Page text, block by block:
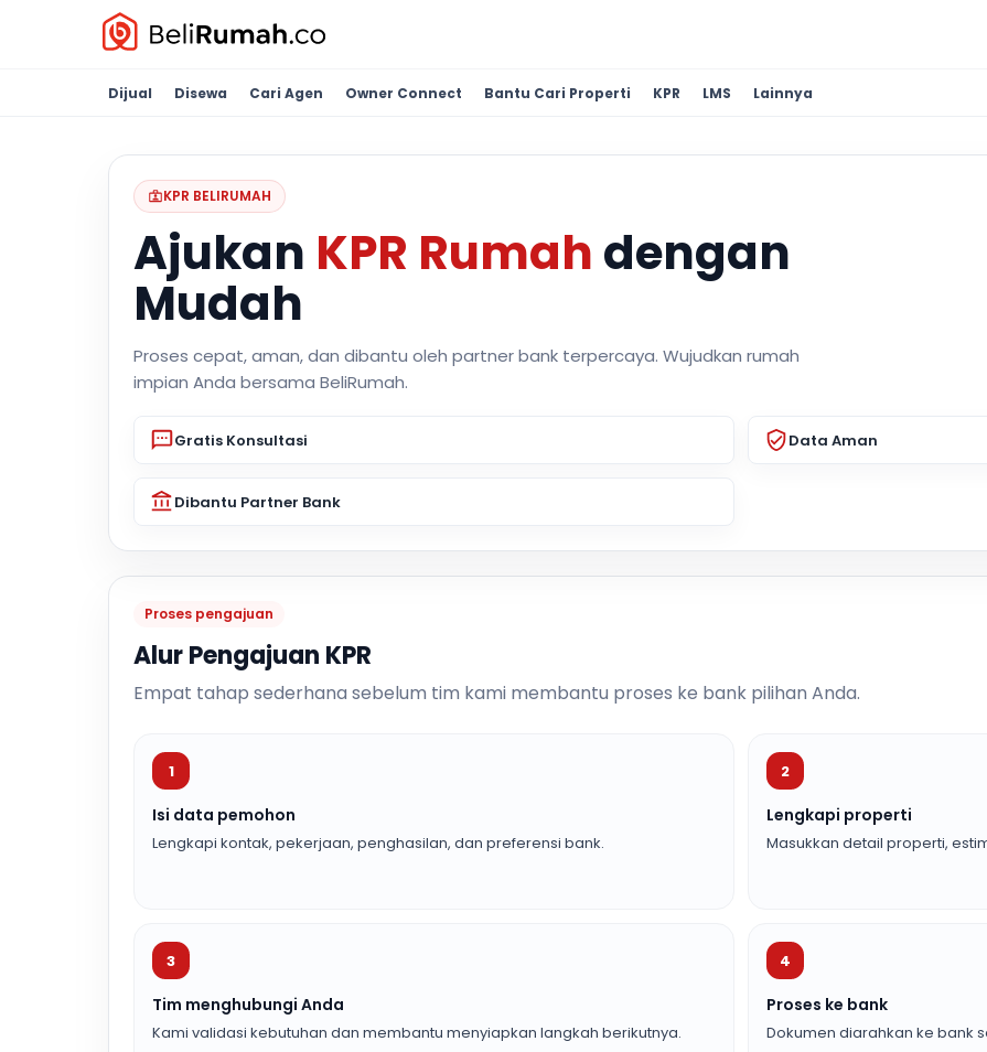
Dijual Disewa Cari Agen Owner Connect Bantu Cari Properti KPR LMS Lainnya
KPR BELIRUMAH
Ajukan KPR Rumah dengan
Mudah
Proses cepat, aman, dan dibantu oleh partner bank terpercaya. Wujudkan rumah
impian Anda bersama BeliRumah.
Gratis Konsultasi Data Aman
Dibantu Partner Bank
Proses pengajuan
Alur Pengajuan KPR
Empat tahap sederhana sebelum tim kami membantu proses ke bank pilihan Anda.
1
Isi data pemohon
Lengkapi kontak, pekerjaan, penghasilan, dan preferensi bank.
2
Lengkapi properti
Masukkan detail properti,
3
Tim menghubungi Anda
Kami validasi kebutuhan dan membantu menyiapkan langkah berikutnya.
4
Proses ke bank
Dokumen diarahkan ke bank